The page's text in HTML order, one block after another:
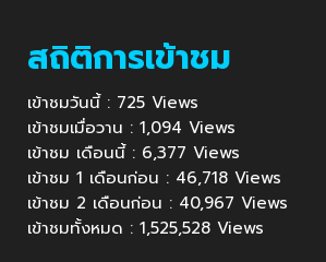
สถิติการเข้าชม
เข้าชมวันนี้ : 725 Views
เข้าชมเมื่อวาน : 1,094 Views
เข้าชม เดือนนี้ : 6,377 Views
เข้าชม 1 เดือนก่อน : 46,718 Views
เข้าชม 2 เดือนก่อน : 40,967 Views
เข้าชมทั้งหมด : 1,525,528 Views